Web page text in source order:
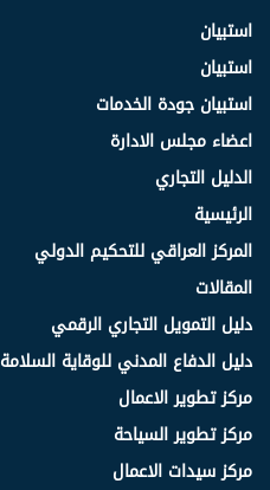
استبيان
استبيان
استبيان جودة الخدمات
اعضاء مجلس الادارة
الدليل التجاري
الرئيسية
المركز العراقي للتحكيم الدولي
المقالات
دليل التمويل التجاري الرقمي
دليل الدفاع المدني للوقاية السلامة
مركز تطوير الاعمال
مركز تطوير السياحة
مركز سيدات الاعمال